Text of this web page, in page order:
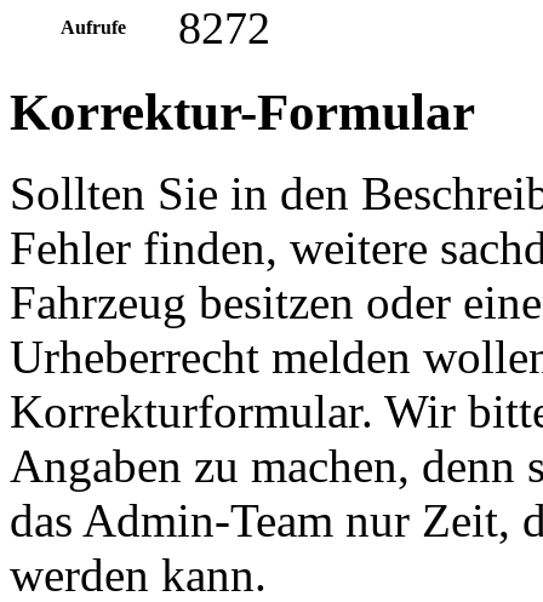
Aufrufe 8272
Korrektur-Formular
Sollten Sie in den
Fehler finden, weitere
Fahrzeug besitzen oder
Urheberrecht melden
Korrekturformular. Wir
Angaben zu machen,
das Admin-Team nur Zeit,
werden kann.